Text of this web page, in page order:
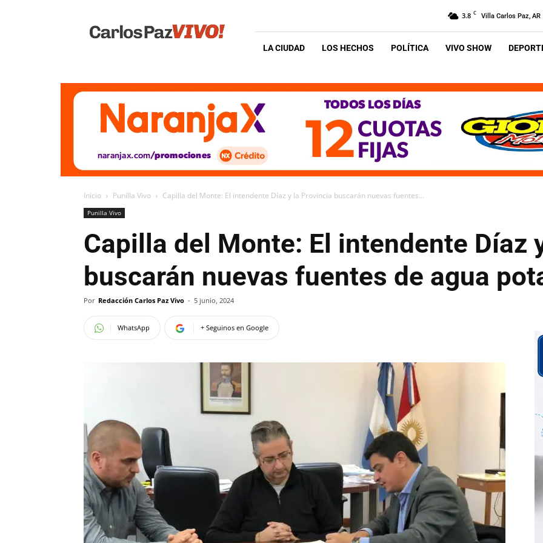
Vivo
3.8 C Villa Carlos Paz, AR
LA CIUDAD LOS HECHOS POLÍTICA VIVO SHOW
Inicio Punilla Vivo Capilla del Monte: El intendente Díaz y la Provincia buscarán nuevas fuentes...
Punilla Vivo
Capilla del Monte: El intendente Díaz
buscarán nuevas fuentes de agua
Por Redacción Carlos Paz Vivo - 5 junio, 2024
WhatsApp + Seguinos en Google